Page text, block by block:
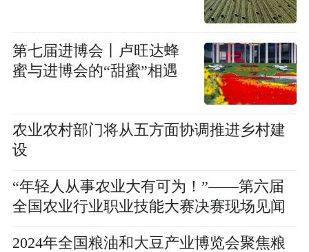
第七届进博会丨卢旺达蜂
蜜与进博会的“甜蜜”相遇
农业农村部门将从五方面协调推进乡村建
设
“年轻人从事农业大有可为！”——第六届
全国农业行业职业技能大赛决赛现场见闻
2024年全国粮油和大豆产业博览会聚焦粮